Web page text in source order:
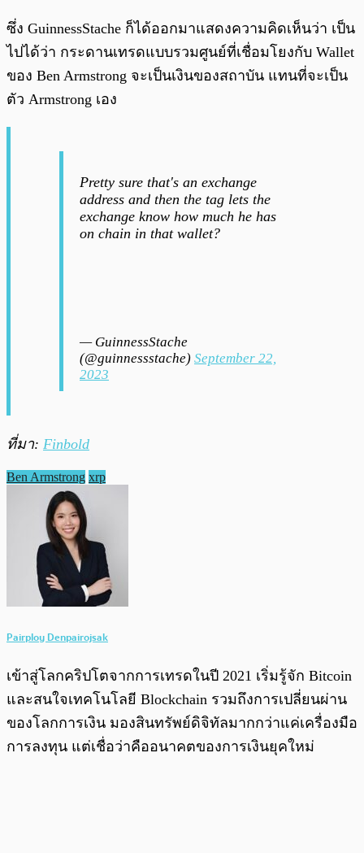
ซึ่ง GuinnessStache ก็ได้ออกมาแสดงความคิดเห็นว่า เป็น
ไปได้ว่า กระดานเทรดแบบรวมศูนย์ที่เชื่อมโยงกับ Wallet
ของ Ben Armstrong จะเป็นเงินของสถาบัน แทนที่จะเป็น
ตัว Armstrong เอง
Pretty sure that's an exchange
address and then the tag lets the
exchange know how much he has
on chain in that wallet?
— GuinnessStache
(@guinnessstache) September 22,
2023
ที่มา: Finbold
Ben Armstrong xrp
Pairploy Denpairojsak
เข้าสู่โลกคริปโตจากการเทรดในปี 2021 เริ่มรู้จัก Bitcoin
และสนใจเทคโนโลยี Blockchain รวมถึงการเปลี่ยนผ่าน
ของโลกการเงิน มองสินทรัพย์ดิจิทัลมากกว่าแค่เครื่องมือ
การลงทุน แต่เชื่อว่าคืออนาคตของการเงินยุคใหม่